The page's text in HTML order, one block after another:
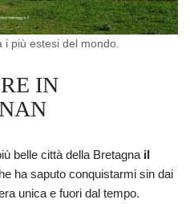
i più estesi del mondo.
IN
belle città della Bretagna il
ha saputo conquistarmi sin dai
unica e fuori dal tempo.